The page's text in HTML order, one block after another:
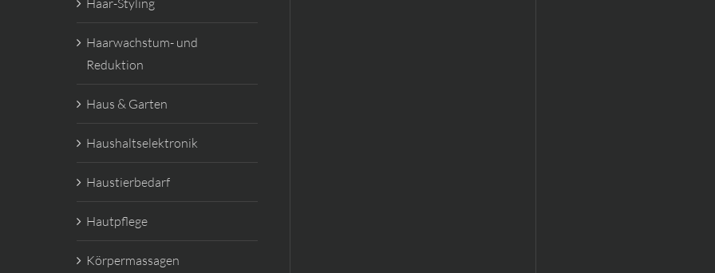
Haarwachstum- und
Reduktion
Haus & Garten
Haushaltselektronik
Haustierbedarf
Hautpflege
Körpermassagen